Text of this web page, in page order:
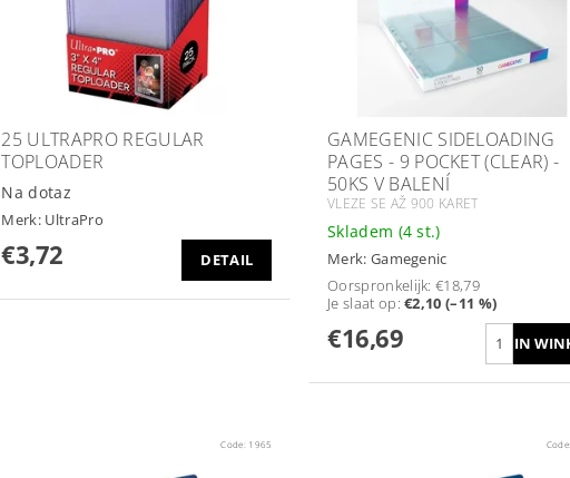
25 ULTRAPRO REGULAR
TOPLOADER
Na dotaz
Merk: UltraPro
€3,72 DETAIL
GAMEGENIC SIDELOADING
PAGES - 9 POCKET (CLEAR) -
50KS V BALENÍ
VLEZE SE AŽ 900 KARET
Skladem (4 st.)
Merk: Gamegenic
Oorspronkelijk:€18,79
Je slaat op:€2,10 (–11 %)
€16,69
Code: 1965 Code: